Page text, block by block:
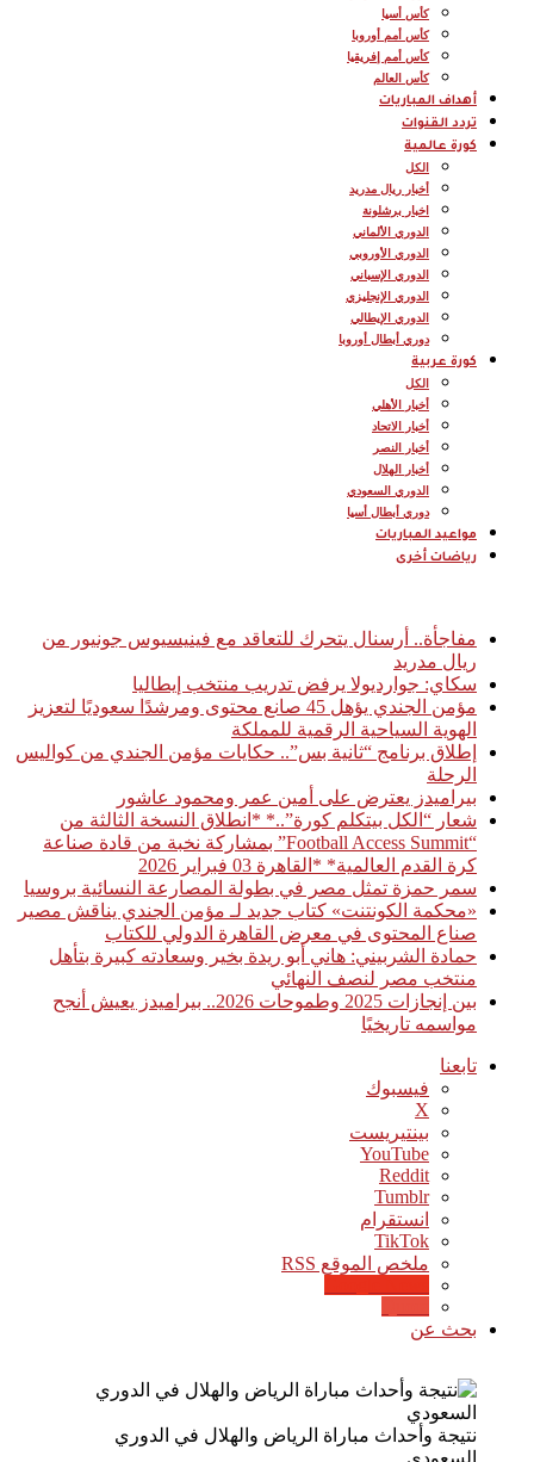
كأس أسيا
كأس أمم أوروبا
كأس أمم إفريقيا
كأس العالم
أهداف المباريات
تردد القنوات
كورة عالمية
الكل
أخبار ريال مدريد
اخبار برشلونة
الدوري الألماني
الدوري الأوروبي
الدوري الإسباني
الدوري الإنجليزي
الدوري الإيطالي
دوري أبطال أوروبا
كورة عربية
الكل
أخبار الأهلي
أخبار الاتحاد
أخبار النصر
أخبار الهلال
الدوري السعودي
دوري أبطال أسيا
مواعيد المباريات
رياضات أخرى
مفاجأة.. أرسنال يتحرك للتعاقد مع فينيسيوس جونيور من
ريال مدريد
سكاي: جوارديولا يرفض تدريب منتخب إيطاليا
مؤمن الجندي يؤهل 45 صانع محتوى ومرشدًا سعوديًا لتعزيز
الهوية السياحية الرقمية للمملكة
إطلاق برنامج “ثانية بس”.. حكايات مؤمن الجندي من كواليس
الرحلة
بيراميدز يعترض على أمين عمر ومحمود عاشور
شعار “الكل بيتكلم كورة”..* *انطلاق النسخة الثالثة من
“Football Access Summit” بمشاركة نخبة من قادة صناعة
كرة القدم العالمية* *القاهرة 03 فبراير 2026
سمر حمزة تمثل مصر في بطولة المصارعة النسائية بروسيا
«محكمة الكونتنت» كتاب جديد لـ مؤمن الجندي يناقش مصير
صناع المحتوى في معرض القاهرة الدولي للكتاب
حمادة الشربيني: هاني أبو ريدة بخير وسعادته كبيرة بتأهل
منتخب مصر لنصف النهائي
بين إنجازات 2025 وطموحات 2026.. بيراميدز يعيش أنجح
مواسمه تاريخيًا
تابعنا
فيسبوك
‫X
بينتيريست
‫YouTube
انستقرام
‫TikTok
ملخص الموقع RSS
بحث عن
نتيجة وأحداث مباراة الرياض والهلال في الدوري
السعودي